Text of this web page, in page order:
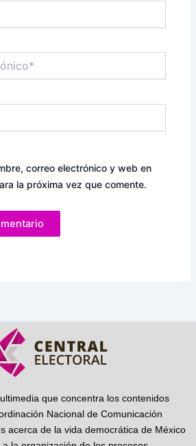
correo electrónico y web en
la próxima vez que comente.
que concentra los contenidos
Nacional de Comunicación
acerca de la vida democrática de México